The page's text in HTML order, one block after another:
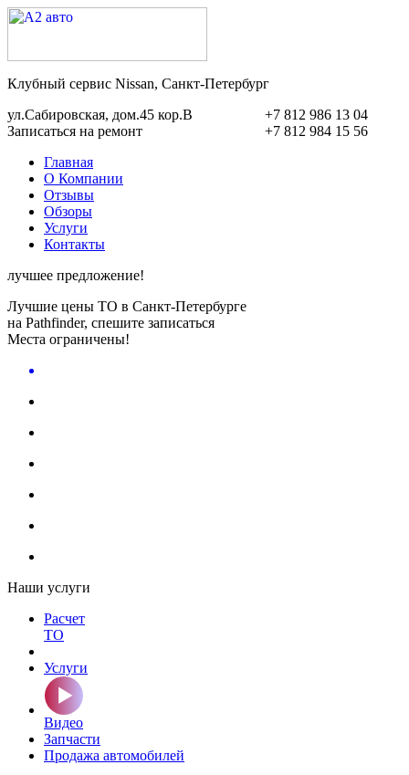
Клубный сервис Nissan, Санкт-Петербург
ул.Сабировская, дом.45 кор.В
+7 812 986 13 04
+7 812 984 15 56
Записаться на ремонт
Главная
О Компании
Отзывы
Обзоры
Услуги
Контакты
лучшее предложение!
Лучшие цены ТО в Санкт-Петербурге
на Pathfinder, спешите записаться
Места ограничены!
Наши услуги
Расчет
ТО
Услуги
Видео
Запчасти
Продажа автомобилей